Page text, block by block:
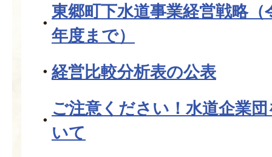
東郷町下水道事業経営戦略
年度まで）
経営比較分析表の公表
ご注意ください！水道企業
いて